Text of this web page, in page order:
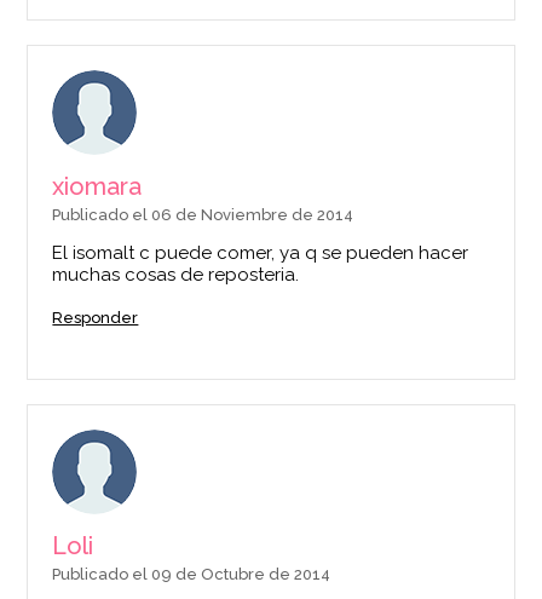
xiomara
Publicado el 06 de Noviembre de 2014
El isomalt c puede comer, ya q se pueden hacer
muchas cosas de reposteria.
Responder
Loli
Publicado el 09 de Octubre de 2014